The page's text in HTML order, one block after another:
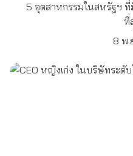
5 อุตสาหกรรมในสหรัฐฯ
ที่
8 พ.